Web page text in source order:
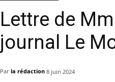
Lettre de
journal Le
Par la rédaction 8 juin 2024